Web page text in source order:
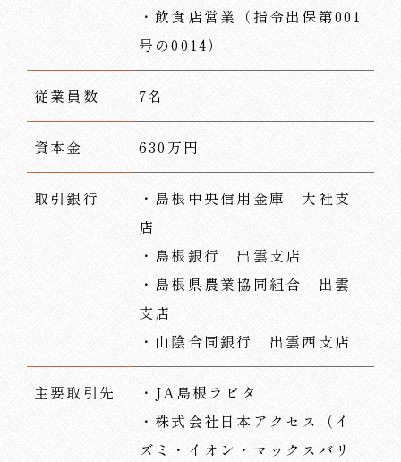
・飲食店営業（指令出保第001
号の0014）
従業員数 7名
資本金 630万円
取引銀行
・島根中央信用金庫 大社支
店
・島根銀行 出雲支店
・島根県農業協同組合 出雲
支店
・山陰合同銀行 出雲西支店
主要取引先
・JA島根ラピタ
・株式会社日本アクセス（イ
ズミ・イオン・マックスバリ